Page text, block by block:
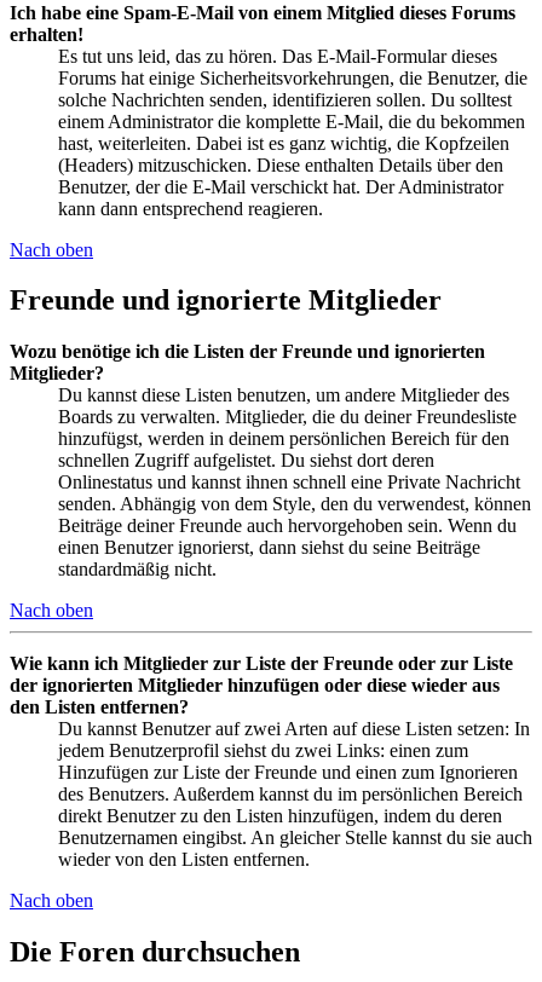
Ich habe eine Spam-E-Mail von einem Mitglied dieses Forums
erhalten!
Es tut uns leid, das zu hören. Das E-Mail-Formular dieses
Forums hat einige Sicherheitsvorkehrungen, die Benutzer, die
solche Nachrichten senden, identifizieren sollen. Du solltest
einem Administrator die komplette E-Mail, die du bekommen
hast, weiterleiten. Dabei ist es ganz wichtig, die Kopfzeilen
(Headers) mitzuschicken. Diese enthalten Details über den
Benutzer, der die E-Mail verschickt hat. Der Administrator
kann dann entsprechend reagieren.
Nach oben
Freunde und ignorierte Mitglieder
Wozu benötige ich die Listen der Freunde und ignorierten
Mitglieder?
Du kannst diese Listen benutzen, um andere Mitglieder des
Boards zu verwalten. Mitglieder, die du deiner Freundesliste
hinzufügst, werden in deinem persönlichen Bereich für den
schnellen Zugriff aufgelistet. Du siehst dort deren
Onlinestatus und kannst ihnen schnell eine Private Nachricht
senden. Abhängig von dem Style, den du verwendest, können
Beiträge deiner Freunde auch hervorgehoben sein. Wenn du
einen Benutzer ignorierst, dann siehst du seine Beiträge
standardmäßig nicht.
Nach oben
Wie kann ich Mitglieder zur Liste der Freunde oder zur Liste
der ignorierten Mitglieder hinzufügen oder diese wieder aus
den Listen entfernen?
Du kannst Benutzer auf zwei Arten auf diese Listen setzen: In
jedem Benutzerprofil siehst du zwei Links: einen zum
Hinzufügen zur Liste der Freunde und einen zum Ignorieren
des Benutzers. Außerdem kannst du im persönlichen Bereich
direkt Benutzer zu den Listen hinzufügen, indem du deren
Benutzernamen eingibst. An gleicher Stelle kannst du sie auch
wieder von den Listen entfernen.
Nach oben
Die Foren durchsuchen